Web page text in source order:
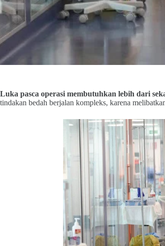
Luka pasca operasi membutuhkan lebih dari
tindakan bedah berjalan kompleks, karena